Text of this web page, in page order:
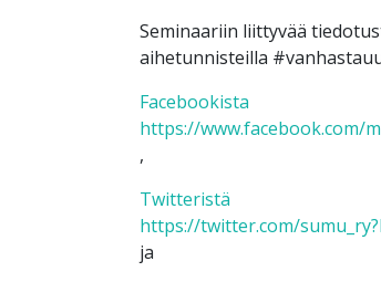
Seminaariin liittyvää
aihetunnisteilla
Facebookista
https://www.facebook.com/
,
Twitteristä
https://twitter.com/
ja